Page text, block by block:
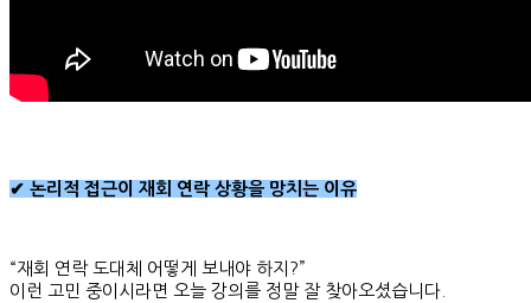
✔ 논리적 접근이 재회 연락 상황을 망치는 이유
“재회 연락 도대체 어떻게 보내야 하지?”
이런 고민 중이시라면 오늘 강의를 정말 잘 찾아오셨습니다.